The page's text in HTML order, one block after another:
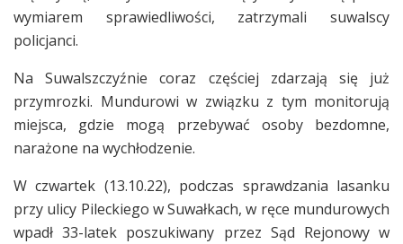
wymiarem sprawiedliwości, zatrzymali suwalscy
policjanci.
Na Suwalszczyźnie coraz częściej zdarzają się już
przymrozki. Mundurowi w związku z tym monitorują
miejsca, gdzie mogą przebywać osoby bezdomne,
narażone na wychłodzenie.
W czwartek (13.10.22), podczas sprawdzania lasanku
przy ulicy Pileckiego w Suwałkach, w ręce mundurowych
wpadł 33-latek poszukiwany przez Sąd Rejonowy w